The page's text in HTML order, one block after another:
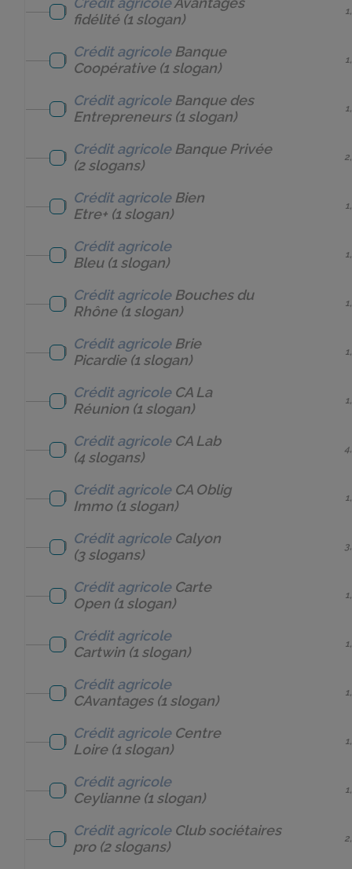
fidélité(1 slogan)
Crédit agricole Banque
Coopérative(1 slogan)
Crédit agricole Banque des
Entrepreneurs(1 slogan)
Crédit agricole Banque Privée
(2 slogans)
Crédit agricole Bien
Etre+ (1 slogan)
Crédit agricole
Bleu(1 slogan)
Crédit agricole Bouches du
Rhône(1 slogan)
Crédit agricole Brie
Picardie(1 slogan)
Crédit agricole CA La
Réunion (1 slogan)
Crédit agricole CA Lab
(4 slogans)
Crédit agricole CA Oblig
Immo(1 slogan)
Crédit agricole Calyon
(3 slogans)
Crédit agricole Carte
Open (1 slogan)
Crédit agricole
Cartwin (1 slogan)
Crédit agricole
CAvantages(1 slogan)
Crédit agricole Centre
Loire(1 slogan)
Crédit agricole
Ceylianne(1 slogan)
Crédit agricole Club sociétaires
pro(2 slogans)